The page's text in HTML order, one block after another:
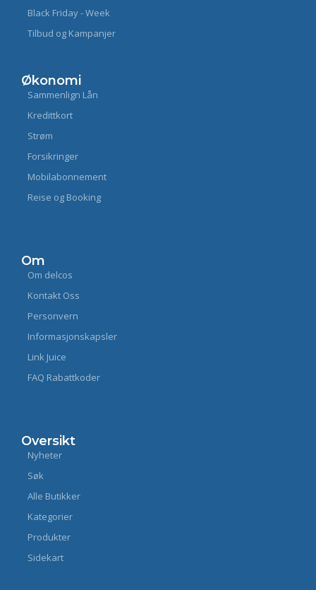
Black Friday - Week
Tilbud og Kampanjer
Økonomi
Sammenlign Lån
Kredittkort
Strøm
Forsikringer
Mobilabonnement
Reise og Booking
Om
Om delcos
Kontakt Oss
Personvern
Informasjonskapsler
Link Juice
FAQ Rabattkoder
Oversikt
Nyheter
Søk
Alle Butikker
Kategorier
Produkter
Sidekart